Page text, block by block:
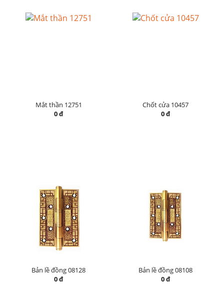
Mắt thần 12751
0 đ
Chốt cửa 10457
0 đ
Bản lề đồng 08128
0 đ
Bản lề đồng 08108
0 đ